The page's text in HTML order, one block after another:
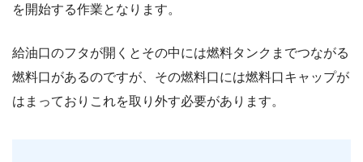
を開始する作業となります。
給油口のフタが開くとその中には燃料タンクまでつながる
燃料口があるのですが、その燃料口には燃料口キャップが
はまっておりこれを取り外す必要があります。